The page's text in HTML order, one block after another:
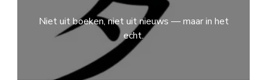
Niet uit boeken, niet uit nieuws — maar in het
echt.